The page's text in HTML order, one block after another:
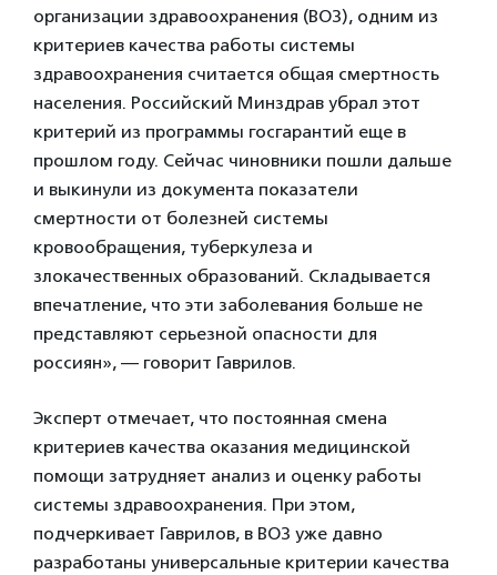
организации здравоохранения (ВОЗ), одним из
критериев качества работы системы
здравоохранения считается общая смертность
населения. Российский Минздрав убрал этот
критерий из программы госгарантий еще в
прошлом году. Сейчас чиновники пошли дальше
и выкинули из документа показатели
смертности от болезней системы
кровообращения, туберкулеза и
злокачественных образований. Складывается
впечатление, что эти заболевания больше не
представляют серьезной опасности для
россиян», — говорит Гаврилов.
Эксперт отмечает, что постоянная смена
критериев качества оказания медицинской
помощи затрудняет анализ и оценку работы
системы здравоохранения. При этом,
подчеркивает Гаврилов, в ВОЗ уже давно
разработаны универсальные критерии качества